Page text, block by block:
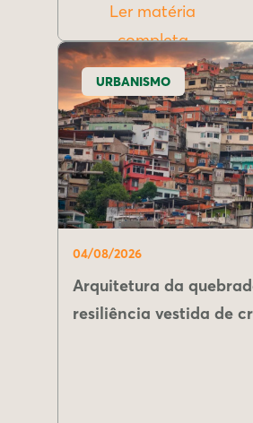
Ler matéria
completa
URBANISMO
04/08/2026
Arquitetura da
resiliência vestida de